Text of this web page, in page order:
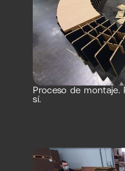
Proceso de montaje.
sí.